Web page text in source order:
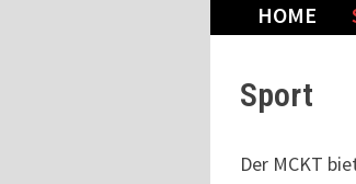
HOME
Sport
Der MCKT